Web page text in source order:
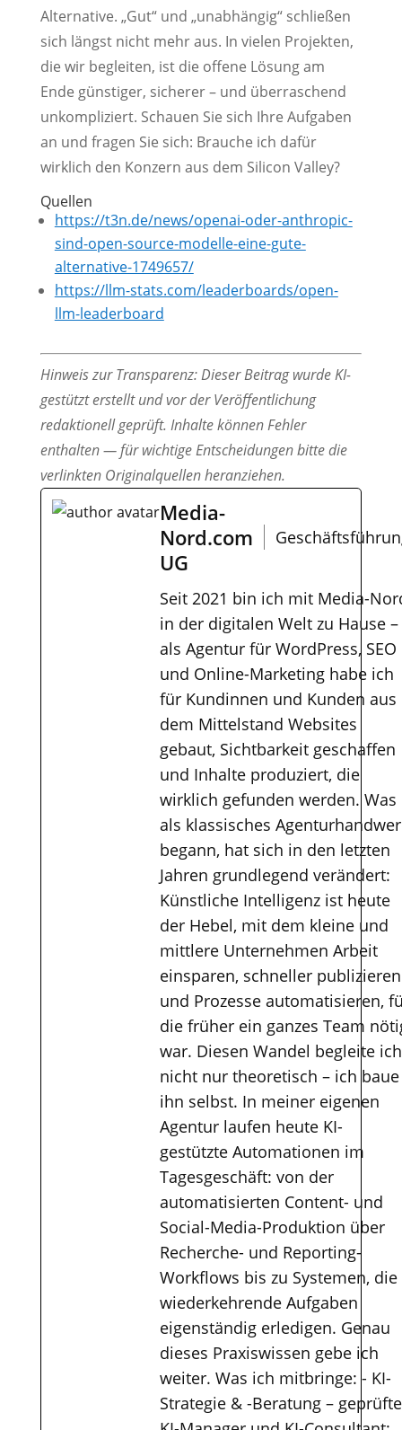
Alternative. „Gut“ und „unabhängig“ schließen
sich längst nicht mehr aus. In vielen Projekten,
die wir begleiten, ist die offene Lösung am
Ende günstiger, sicherer – und überraschend
unkompliziert. Schauen Sie sich Ihre Aufgaben
an und fragen Sie sich: Brauche ich dafür
wirklich den Konzern aus dem Silicon Valley?
Quellen
https://t3n.de/news/openai-oder-anthropic-
sind-open-source-modelle-eine-gute-
alternative-1749657/
https://llm-stats.com/leaderboards/open-
llm-leaderboard
Hinweis zur Transparenz: Dieser Beitrag wurde KI-
gestützt erstellt und vor der Veröffentlichung
redaktionell geprüft. Inhalte können Fehler
enthalten — für wichtige Entscheidungen bitte die
verlinkten Originalquellen heranziehen.
Media-
Nord.com
UG
Seit 2021 bin ich mit Media-
in der digitalen Welt zu Hause –
als Agentur für WordPress, SEO
und Online-Marketing habe ich
für Kundinnen und Kunden aus
dem Mittelstand Websites
gebaut, Sichtbarkeit geschaffen
und Inhalte produziert, die
wirklich gefunden werden. Was
als klassisches
begann, hat sich in den letzten
Jahren grundlegend verändert:
Künstliche Intelligenz ist heute
der Hebel, mit dem kleine und
mittlere Unternehmen Arbeit
einsparen, schneller publizieren
und Prozesse automatisieren,
die früher ein ganzes Team
war. Diesen Wandel begleite ich
nicht nur theoretisch – ich baue
ihn selbst. In meiner eigenen
Agentur laufen heute KI-
gestützte Automationen im
Tagesgeschäft: von der
automatisierten Content- und
Social-Media-Produktion über
Recherche- und Reporting-
Workflows bis zu Systemen, die
wiederkehrende Aufgaben
eigenständig erledigen. Genau
dieses Praxiswissen gebe ich
weiter. Was ich mitbringe: - KI-
Strategie & -Beratung –